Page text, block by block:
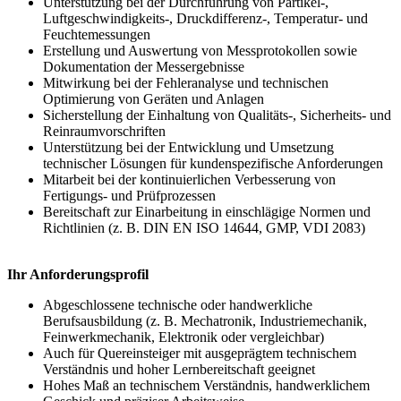
Luftgeschwindigkeits-, Druckdifferenz-, Temperatur- und
Feuchtemessungen
Erstellung und Auswertung von Messprotokollen sowie
Dokumentation der Messergebnisse
Mitwirkung bei der Fehleranalyse und technischen
Optimierung von Geräten und Anlagen
Sicherstellung der Einhaltung von Qualitäts-, Sicherheits- und
Reinraumvorschriften
Unterstützung bei der Entwicklung und Umsetzung
technischer Lösungen für kundenspezifische Anforderungen
Mitarbeit bei der kontinuierlichen Verbesserung von
Fertigungs- und Prüfprozessen
Bereitschaft zur Einarbeitung in einschlägige Normen und
Richtlinien (z. B. DIN EN ISO 14644, GMP, VDI 2083)
Ihr Anforderungsprofil
Abgeschlossene technische oder handwerkliche
Berufsausbildung (z. B. Mechatronik, Industriemechanik,
Feinwerkmechanik, Elektronik oder vergleichbar)
Auch für Quereinsteiger mit ausgeprägtem technischem
Verständnis und hoher Lernbereitschaft geeignet
Hohes Maß an technischem Verständnis, handwerklichem